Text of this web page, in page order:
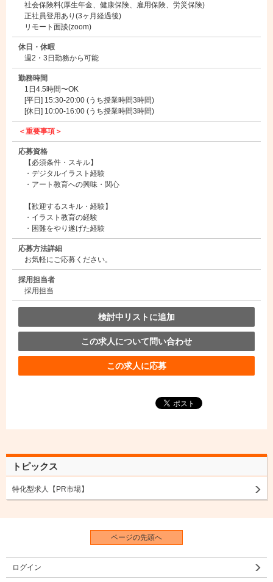
社会保険料(厚生年金、健康保険、雇用保険、労災保険)
正社員登用あり(3ヶ月経過後)
リモート面談(zoom)
休日・休暇
週2・3日勤務から可能
勤務時間
1日4.5時間〜OK
[平日] 15:30-20:00 (うち授業時間3時間)
[休日] 10:00-16:00 (うち授業時間3時間)
＜重要事項＞
応募資格
【必須条件・スキル】
・デジタルイラスト経験
・アート教育への興味・関心
【歓迎するスキル・経験】
・イラスト教育の経験
・困難をやり遂げた経験
応募方法詳細
お気軽にご応募ください。
採用担当者
採用担当
検討中リストに追加
この求人について問い合わせ
この求人に応募
トピックス
特化型求人【PR市場】
ページの先頭へ
ログイン